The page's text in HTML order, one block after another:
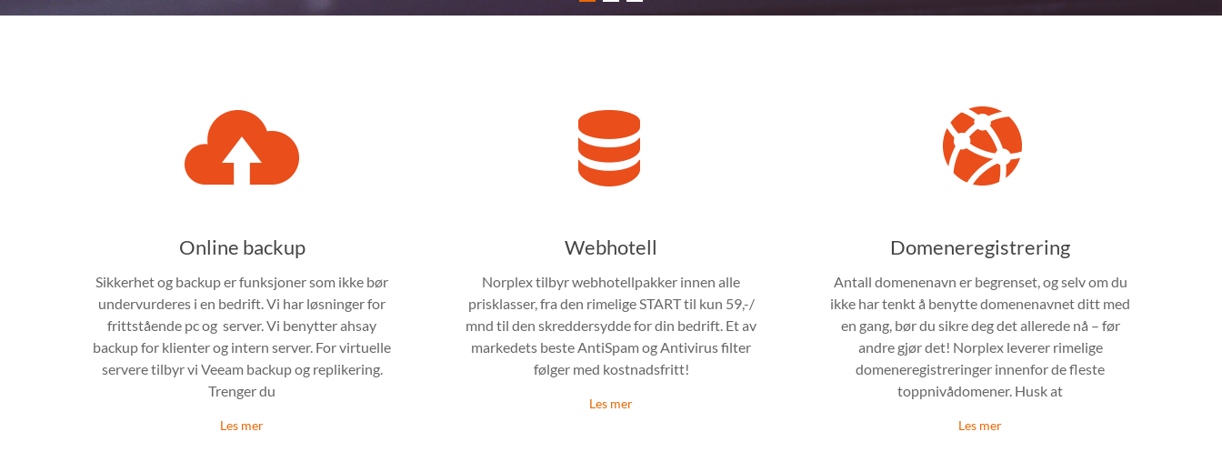
Online backup
Sikkerhet og backup er funksjoner som ikke bør
undervurderes i en bedrift. Vi har løsninger for
frittstående pc og server. Vi benytter ahsay
backup for klienter og intern server. For virtuelle
servere tilbyr vi Veeam backup og replikering.
Trenger du
Les mer
Webhotell
Norplex tilbyr webhotellpakker innen alle
prisklasser, fra den rimelige START til kun 59,-/
mnd til den skreddersydde for din bedrift. Et av
markedets beste AntiSpam og Antivirus filter
følger med kostnadsfritt!
Les mer
Domeneregistrering
Antall domenenavn er begrenset, og selv om du
ikke har tenkt å benytte domenenavnet ditt med
en gang, bør du sikre deg det allerede nå – før
andre gjør det! Norplex leverer rimelige
domeneregistreringer innenfor de fleste
toppnivådomener. Husk at
Les mer